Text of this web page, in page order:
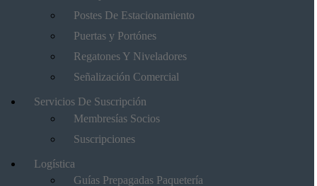
Postes De Estacionamiento
Puertas y Portónes
Regatones Y Niveladores
Señalización Comercial
Servicios De Suscripción
Membresías Socios
Suscripciones
Logística
Guías Prepagadas Paquetería